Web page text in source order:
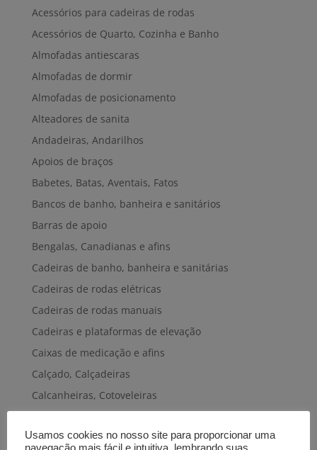
Acessórios para cadeiras de rodas
Acessórios de Quarto, Cozinha e Banho
Almofadas antiescaras
Almofadas de dormir
Almofadas de posicionamento
Alteadores de sanita
Andadeiras, Andarilhos
Apoios de braços
Babetes, Batas, Aventais, Fatos
Bancos de banho, banheira e sanitários
Barras de apoio
Bengalas, Canadianas e afins
Cadeiras de banho, banheira e sanitárias
Cadeiras de rodas elétricas
Cadeiras de rodas manuais
Cadeiras e plataformas de elevação
Caixas de medicação e afins
Calçado, Calçadeiras
Calcanheiras, Cotoveleiras
Carros hospitalares
Usamos cookies no nosso site para proporcionar uma